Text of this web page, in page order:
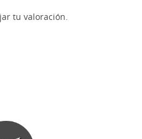
tu valoración.